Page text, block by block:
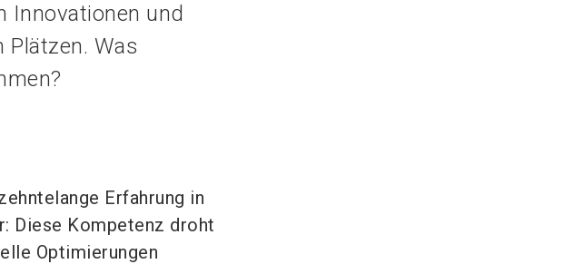
Innovationen und
Was
Erfahrung in
Diese Kompetenz droht
Optimierungen